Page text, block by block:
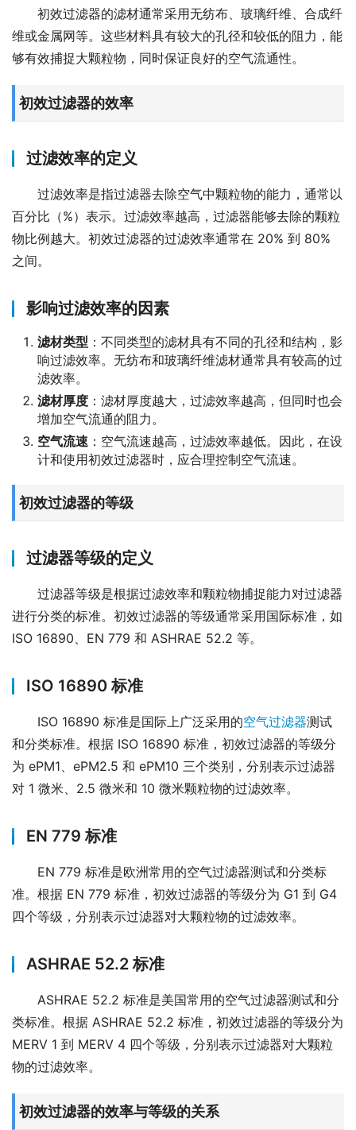
初效过滤器的滤材通常采用无纺布、玻璃纤维、合成纤
维或金属网等。这些材料具有较大的孔径和较低的阻力，能
够有效捕捉大颗粒物，同时保证良好的空气流通性。
初效过滤器的效率
过滤效率的定义
过滤效率是指过滤器去除空气中颗粒物的能力，通常以
百分比（%）表示。过滤效率越高，过滤器能够去除的颗粒
物比例越大。初效过滤器的过滤效率通常在 20% 到 80%
之间。
影响过滤效率的因素
滤材类型 ：不同类型的滤材具有不同的孔径和结构，影
响过滤效率。无纺布和玻璃纤维滤材通常具有较高的过
滤效率。
滤材厚度 ：滤材厚度越大，过滤效率越高，但同时也会
增加空气流通的阻力。
空气流速 ：空气流速越高，过滤效率越低。因此，在设
计和使用初效过滤器时，应合理控制空气流速。
初效过滤器的等级
过滤器等级的定义
过滤器等级是根据过滤效率和颗粒物捕捉能力对过滤器
进行分类的标准。初效过滤器的等级通常采用国际标准，如
ISO 16890、EN 779 和 ASHRAE 52.2 等。
ISO 16890 标准
ISO 16890 标准是国际上广泛采用的空气过滤器测试
和分类标准。根据 ISO 16890 标准，初效过滤器的等级分
为 ePM1、ePM2.5 和 ePM10 三个类别，分别表示过滤器
对 1 微米、2.5 微米和 10 微米颗粒物的过滤效率。
EN 779 标准
EN 779 标准是欧洲常用的空气过滤器测试和分类标
准。根据 EN 779 标准，初效过滤器的等级分为 G1 到 G4
四个等级，分别表示过滤器对大颗粒物的过滤效率。
ASHRAE 52.2 标准
ASHRAE 52.2 标准是美国常用的空气过滤器测试和分
类标准。根据 ASHRAE 52.2 标准，初效过滤器的等级分为
MERV 1 到 MERV 4 四个等级，分别表示过滤器对大颗粒
物的过滤效率。
初效过滤器的效率与等级的关系